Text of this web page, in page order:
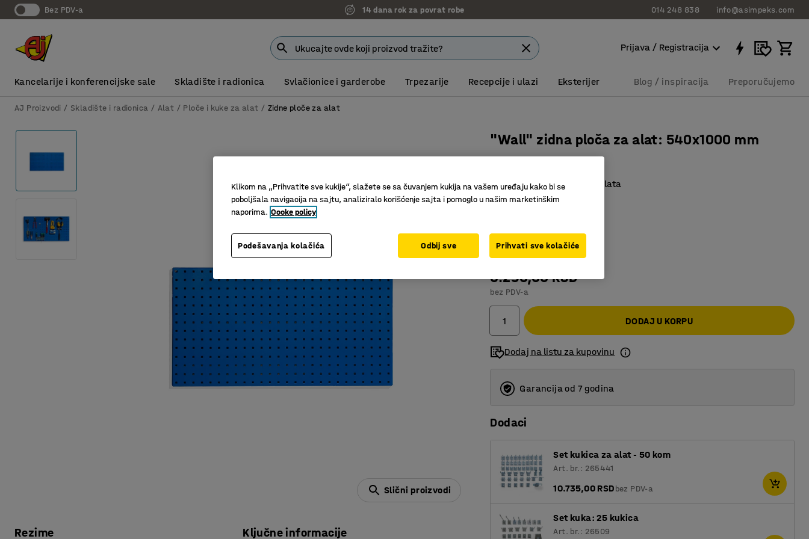
bez PDV-a 14 dana rok za povrat robe 014 248 838 info@asimpeks.com
Prijava / Registracija
Kancelarije i konferencijske sale Skladište i radionica Svlačionice i garderobe Trpezarije Recepcije i ulazi Eksterijer Blog / inspiracija Preporučujemo
AJ Proizvodi Skladište i radionica Alat Ploče i kuke za alat Zidne ploče za alat
Slični proizvodi
Rezime Ključne informacije
"Wall" zidna ploča za alat: 540x1000 mm
Art. br.:20943
Praktično skladištenje alata
Za red i efikasnost
Boja:Plava
6.296,00 RSD
bez PDV-a
DODAJ U KORPU
Dodaj na listu za kupovinu
Garancija od 7 godina
Dodaci
Set kukica za alat - 50 kom
Art. br.: 265441
10.735,00 RSDbez PDV-a
Set kuka: 25 kukica
Art. br.: 26509
Klikom na „Prihvatite sve kukije“, slažete se sa čuvanjem kukija na vašem uređaju kako bi se
poboljšala navigacija na sajtu, analiziralo korišćenje sajta i pomoglo u našim marketinškim
naporima. Cooke policy
Podešavanja kolačića Odbij sve Prihvati sve kolačiće